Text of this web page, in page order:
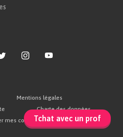
Tchat avec un prof
Mentions légales
Charte des données
mes cookies